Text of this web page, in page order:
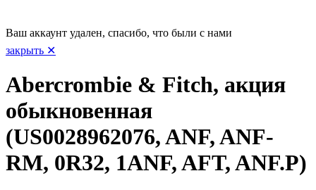
Ваш аккаунт удален, спасибо, что были с нами
закрыть ✕
Abercrombie & Fitch, акция
обыкновенная
(US0028962076, ANF, ANF-
RM, 0R32, 1ANF, AFT, ANF.P)